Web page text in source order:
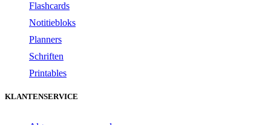
Flashcards
Notitiebloks
Planners
Schriften
Printables
KLANTENSERVICE